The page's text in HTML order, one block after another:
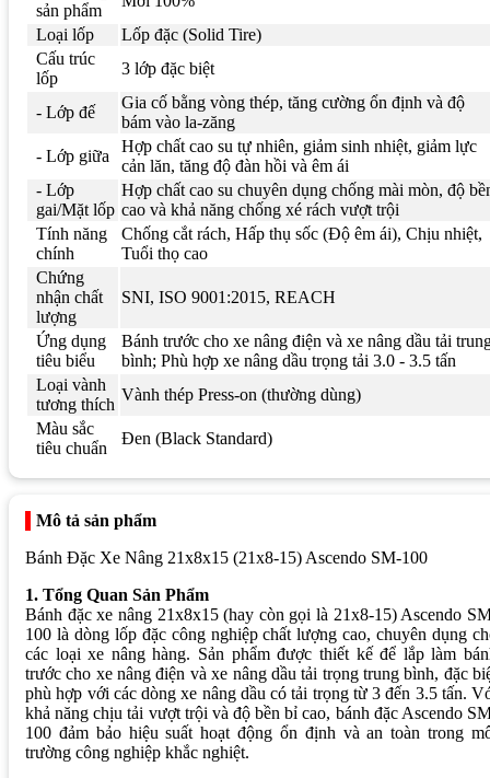
sản phẩm
Loại lốp
Lốp đặc (Solid Tire)
Cấu trúc
lốp
3 lớp đặc biệt
- Lớp đế
Gia cố bằng vòng thép, tăng cường ổn định và độ
bám vào la-zăng
- Lớp giữa
Hợp chất cao su tự nhiên, giảm sinh nhiệt, giảm lực
cản lăn, tăng độ đàn hồi và êm ái
- Lớp
gai/Mặt lốp
Hợp chất cao su chuyên dụng chống mài mòn, độ
cao và khả năng chống xé rách vượt trội
Tính năng
chính
Chống cắt rách, Hấp thụ sốc (Độ êm ái), Chịu nhiệt,
Tuổi thọ cao
Chứng
nhận chất
lượng
SNI, ISO 9001:2015, REACH
Ứng dụng
tiêu biểu
Bánh trước cho xe nâng điện và xe nâng dầu tải
bình; Phù hợp xe nâng dầu trọng tải 3.0 - 3.5 tấn
Loại vành
tương thích
Vành thép Press-on (thường dùng)
Màu sắc
tiêu chuẩn
Đen (Black Standard)
Mô tả sản phẩm
Bánh Đặc Xe Nâng 21x8x15 (21x8-15) Ascendo SM-100
1. Tổng Quan Sản Phẩm
Bánh đặc xe nâng 21x8x15 (hay còn gọi là 21x8-15) Ascendo
100 là dòng lốp đặc công nghiệp chất lượng cao, chuyên dụng
các loại xe nâng hàng. Sản phẩm được thiết kế để lắp làm
trước cho xe nâng điện và xe nâng dầu tải trọng trung bình, đặc
phù hợp với các dòng xe nâng dầu có tải trọng từ 3 đến 3.5 tấn.
khả năng chịu tải vượt trội và độ bền bỉ cao, bánh đặc Ascendo
100 đảm bảo hiệu suất hoạt động ổn định và an toàn trong
trường công nghiệp khắc nghiệt.